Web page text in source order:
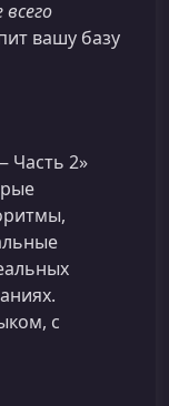
вашу базу
Часть 2»
с